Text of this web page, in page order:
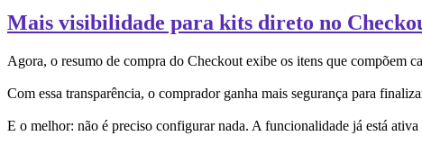
Mais visibilidade para kits direto no
Agora, o resumo de compra do Checkout exibe os itens que compõem
Com essa transparência, o comprador ganha mais segurança para
E o melhor: não é preciso configurar nada. A funcionalidade já está